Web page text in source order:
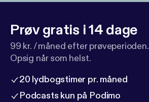
Prøv gratis i 14 dage
99 kr. / måned efter prøveperioden.
Opsig når som helst.
20 lydbogstimer pr. måned
Podcasts kun på Podimo